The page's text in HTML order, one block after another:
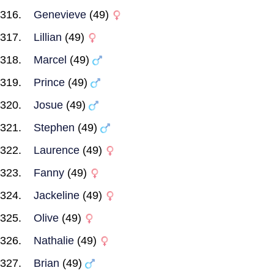
Genevieve (49)
Lillian (49)
Marcel (49)
Prince (49)
Josue (49)
Stephen (49)
Laurence (49)
Fanny (49)
Jackeline (49)
Olive (49)
Nathalie (49)
Brian (49)